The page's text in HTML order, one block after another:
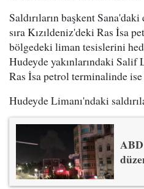
Saldırıların başkent
sıra Kızıldeniz'deki Ras İsa
bölgedeki liman tesislerini
Hudeyde yakınlarındaki Salif
Ras İsa petrol terminalinde ise
Hudeyde Limanı'ndaki
ABD